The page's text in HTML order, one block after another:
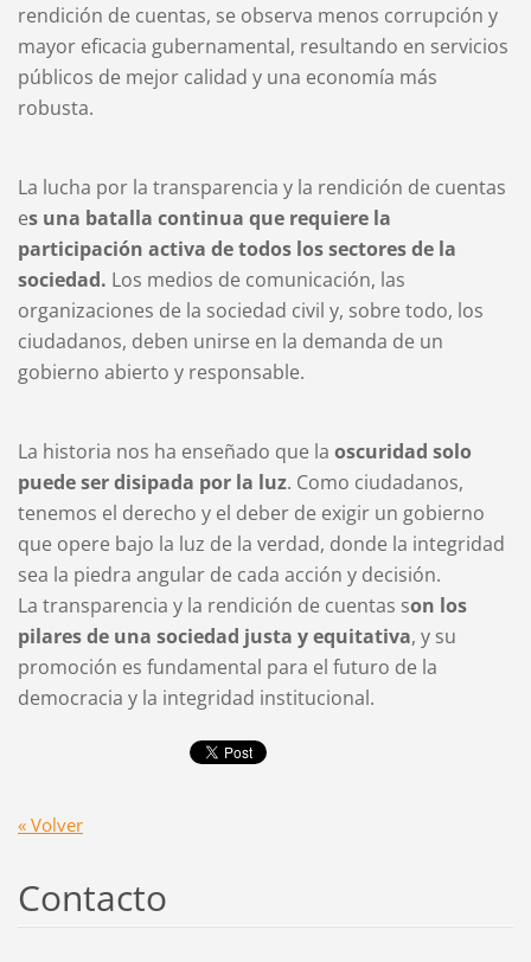
rendición de cuentas, se observa menos corrupción y
mayor eficacia gubernamental, resultando en servicios
públicos de mejor calidad y una economía más
robusta.
La lucha por la transparencia y la rendición de cuentas
es una batalla continua que requiere la
participación activa de todos los sectores de la
sociedad. Los medios de comunicación, las
organizaciones de la sociedad civil y, sobre todo, los
ciudadanos, deben unirse en la demanda de un
gobierno abierto y responsable.
La historia nos ha enseñado que la oscuridad solo
puede ser disipada por la luz. Como ciudadanos,
tenemos el derecho y el deber de exigir un gobierno
que opere bajo la luz de la verdad, donde la integridad
sea la piedra angular de cada acción y decisión.
La transparencia y la rendición de cuentas son los
pilares de una sociedad justa y equitativa, y su
promoción es fundamental para el futuro de la
democracia y la integridad institucional.
« Volver
Contacto